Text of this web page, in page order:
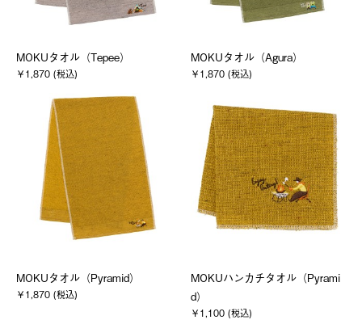
MOKUタオル（Tepee）
￥1,870 (税込)
MOKUタオル（Agura）
￥1,870 (税込)
MOKUタオル（Pyramid）
￥1,870 (税込)
MOKUハンカチタオル（Pyrami
d）
￥1,100 (税込)